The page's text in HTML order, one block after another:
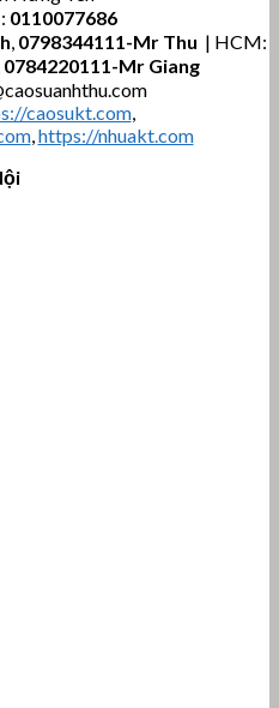
0110077686
, 0798344111-Mr Thu | HCM:
0784220111-Mr Giang
caosukt.com,
,https://nhuakt.com